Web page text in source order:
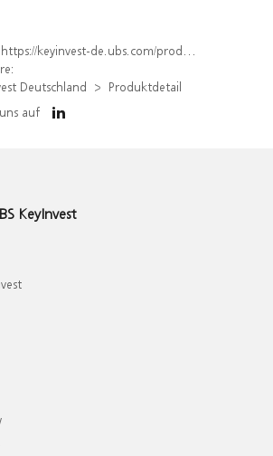
https://keyinvest-de.ubs.com/produkt/detail/index/isin/DE000WA85M63
Deutschland
Produktdetail
auf
KeyInvest